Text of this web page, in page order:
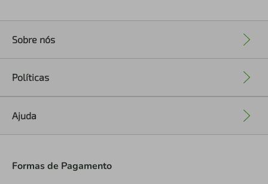
Sobre nós
Políticas
Ajuda
Formas de Pagamento